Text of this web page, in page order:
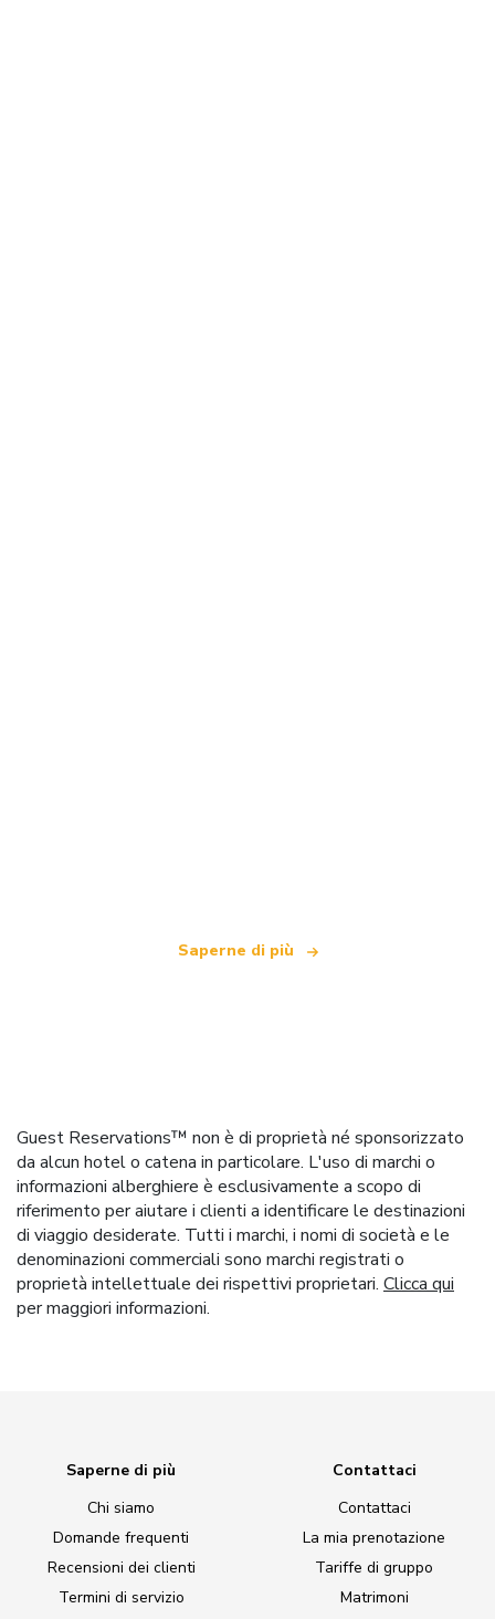
Saperne di più
Guest Reservations™ non è di proprietà né sponsorizzato
da alcun hotel o catena in particolare. L'uso di marchi o
informazioni alberghiere è esclusivamente a scopo di
riferimento per aiutare i clienti a identificare le destinazioni
di viaggio desiderate. Tutti i marchi, i nomi di società e le
denominazioni commerciali sono marchi registrati o
proprietà intellettuale dei rispettivi proprietari. Clicca qui
per maggiori informazioni.
Saperne di più
Chi siamo
Domande frequenti
Recensioni dei clienti
Termini di servizio
Contattaci
Contattaci
La mia prenotazione
Tariffe di gruppo
Matrimoni